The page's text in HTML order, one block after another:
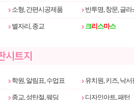
소형, 간편시공제품 반투명, 창문, 글라
별자리, 종교 크리 스마스
학원, 알림표, 수업표 유치원, 키즈, 낙서
종교, 성탄절, 웨딩 디자인아트, 패턴